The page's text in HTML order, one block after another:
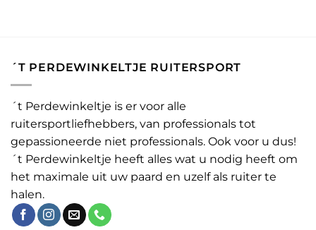
´T PERDEWINKELTJE RUITERSPORT
´t Perdewinkeltje is er voor alle
ruitersportliefhebbers, van professionals tot
gepassioneerde niet professionals. Ook voor u dus!
´t Perdewinkeltje heeft alles wat u nodig heeft om
het maximale uit uw paard en uzelf als ruiter te
halen.